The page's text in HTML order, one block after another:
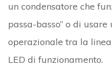
un condensatore che
passa-basso” o di
operazionale tra la
LED di funzionamento.